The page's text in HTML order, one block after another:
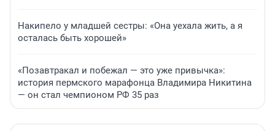
Накипело у младшей сестры: «Она уехала жить, а я
осталась быть хорошей»
«Позавтракал и побежал — это уже привычка»:
история пермского марафонца Владимира Никитина
— он стал чемпионом РФ 35 раз